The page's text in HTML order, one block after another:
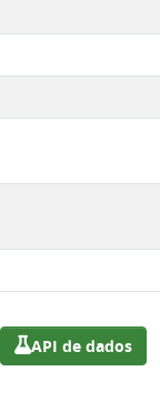
API de dados